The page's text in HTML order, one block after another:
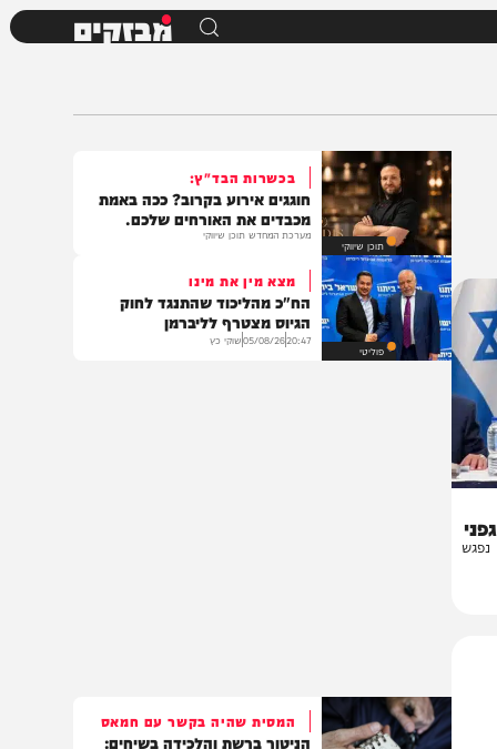
מבזקים
תוכן שיווקי
בכשרות הבד"ץ:
חוגגים אירוע בקרוב? ככה באמת
מכבדים את האורחים שלכם.
מצא מין את מינו
הח"כ מהליכוד שהתנגד לחוק
הגיוס מצטרף לליברמן
20:47